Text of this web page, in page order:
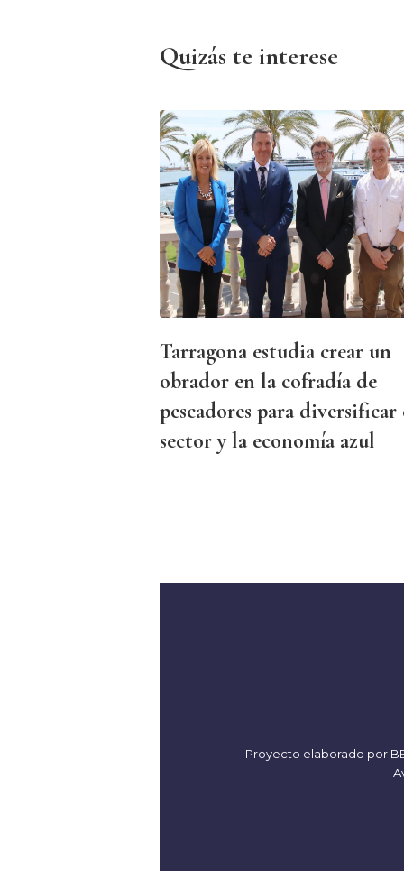
Quizás te interese
Tarragona estudia crear un
obrador en la cofradía de
pescadores para diversificar
sector y la economía azul
Proyecto elaborado por